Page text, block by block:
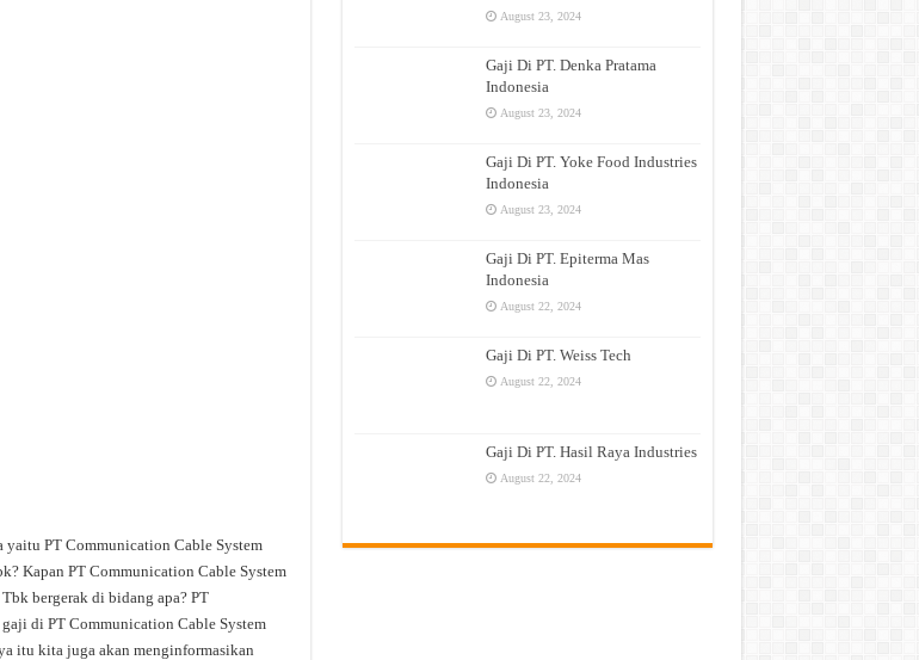
yaitu PT Communication Cable System
Kapan PT Communication Cable System
bergerak di bidang apa? PT
di PT Communication Cable System
itu kita juga akan menginformasikan
August 23, 2024
Gaji Di PT. Denka Pratama
Indonesia
August 23, 2024
Gaji Di PT. Yoke Food Industries
Indonesia
August 23, 2024
Gaji Di PT. Epiterma Mas
Indonesia
August 22, 2024
Gaji Di PT. Weiss Tech
August 22, 2024
Gaji Di PT. Hasil Raya Industries
August 22, 2024